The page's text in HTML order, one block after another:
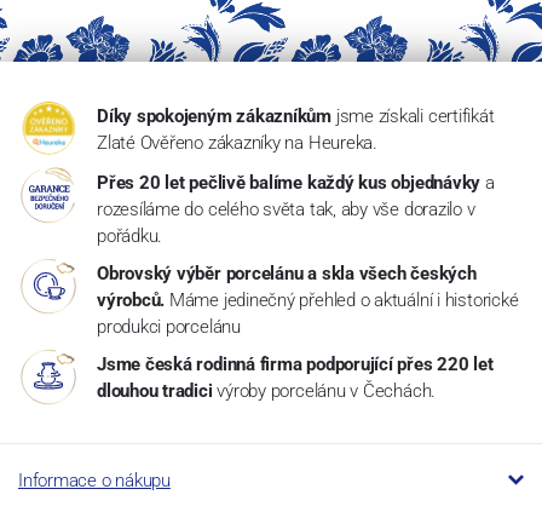
Díky spokojeným zákazníkům jsme získali certifikát
Zlaté Ověřeno zákazníky na Heureka.
Přes 20 let pečlivě balíme každý kus objednávky a
rozesíláme do celého světa tak, aby vše dorazilo v
pořádku.
Obrovský výběr porcelánu a skla všech českých
výrobců. Máme jedinečný přehled o aktuální i historické
produkci porcelánu
Jsme česká rodinná firma podporující přes 220 let
dlouhou tradici výroby porcelánu v Čechách.
Informace o nákupu